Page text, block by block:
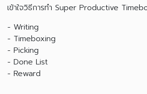
เข้าใจวิธีการทำ Super Productive
- Writing
- Timeboxing
- Picking
- Done List
- Reward